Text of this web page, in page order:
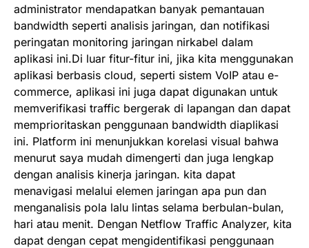
administrator mendapatkan banyak pemantauan
bandwidth seperti analisis jaringan, dan notifikasi
peringatan monitoring jaringan nirkabel dalam
aplikasi ini.Di luar fitur-fitur ini, jika kita menggunakan
aplikasi berbasis cloud, seperti sistem VoIP atau e-
commerce, aplikasi ini juga dapat digunakan untuk
memverifikasi traffic bergerak di lapangan dan dapat
memprioritaskan penggunaan bandwidth diaplikasi
ini. Platform ini menunjukkan korelasi visual bahwa
menurut saya mudah dimengerti dan juga lengkap
dengan analisis kinerja jaringan. kita dapat
menavigasi melalui elemen jaringan apa pun dan
menganalisis pola lalu lintas selama berbulan-bulan,
hari atau menit. Dengan Netflow Traffic Analyzer, kita
dapat dengan cepat mengidentifikasi penggunaan